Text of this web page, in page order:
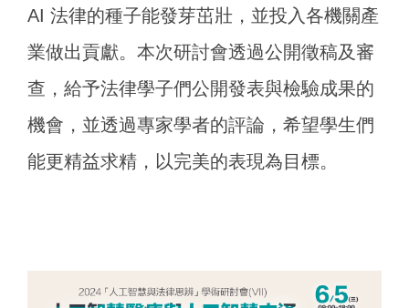
AI 法律的種子能發芽茁壯，並投入各機關產
業做出貢獻。本次研討會透過公開徵稿及審
查，給予法律學子們公開發表與檢驗成果的
機會，並透過專家學者的評論，希望學生們
能更精益求精，以完美的表現為目標。